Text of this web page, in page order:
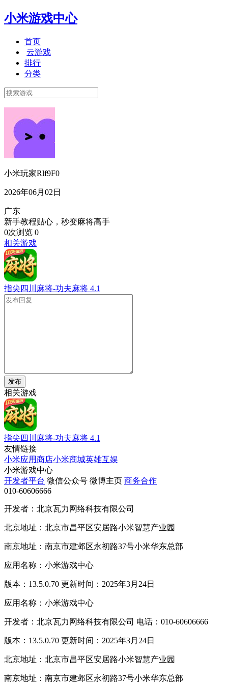
小米游戏中心
首页
云游戏
排行
分类
小米玩家Rlf9F0
2026年06月02日
广东
新手教程贴心，秒变麻将高手
0次浏览 0
相关游戏
指尖四川麻将-功夫麻将 4.1
发布
相关游戏
指尖四川麻将-功夫麻将 4.1
友情链接
小米应用商店小米商城英雄互娱
小米游戏中心
开发者平台 微信公众号 微博主页 商务合作
010-60606666
开发者：北京瓦力网络科技有限公司
北京地址：北京市昌平区安居路小米智慧产业园
南京地址：南京市建邺区永初路37号小米华东总部
应用名称：小米游戏中心
版本：13.5.0.70 更新时间：2025年3月24日
应用名称：小米游戏中心
开发者：北京瓦力网络科技有限公司 电话：010-60606666
版本：13.5.0.70 更新时间：2025年3月24日
北京地址：北京市昌平区安居路小米智慧产业园
南京地址：南京市建邺区永初路37号小米华东总部